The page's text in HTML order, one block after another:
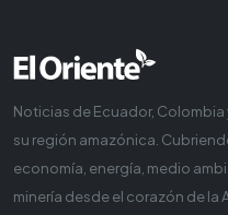
Noticias de Ecuador, Colombia
su región amazónica.
economía, energía, medio
minería desde el corazón de la